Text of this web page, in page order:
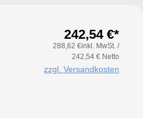
242,54 €*
288,62 €inkl. MwSt. /
242,54 € Netto
zzgl. Versandkosten